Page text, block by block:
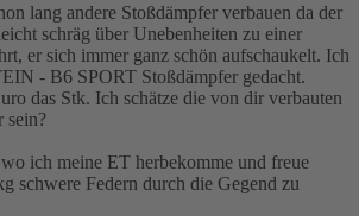
lang andere Stoßdämpfer verbauen da der
schräg über Unebenheiten zu einer
er sich immer ganz schön aufschaukelt. Ich
- B6 SPORT Stoßdämpfer gedacht.
das Stk. Ich schätze die von dir verbauten
sein?
ich meine ET herbekomme und freue
schwere Federn durch die Gegend zu